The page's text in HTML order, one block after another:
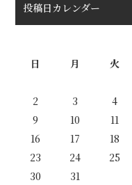
投稿日カレンダー
日
月 火
2
3 4
9
10 11
16
17 18
23
24 25
30
31